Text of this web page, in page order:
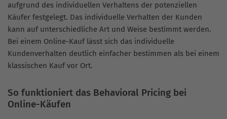
aufgrund des individuellen Verhaltens der potenziellen
Käufer festgelegt. Das individuelle Verhalten der Kunden
kann auf unterschiedliche Art und Weise bestimmt werden.
Bei einem Online-Kauf lässt sich das individuelle
Kundenverhalten deutlich einfacher bestimmen als bei einem
klassischen Kauf vor Ort.
So funktioniert das Behavioral Pricing bei
Online-Käufen